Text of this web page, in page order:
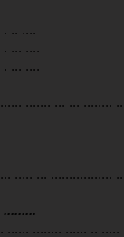
. .. ....
. ... ....
. ... ....
....... ... ... ........
..... ... .................
.........
...... ........ ...... ..